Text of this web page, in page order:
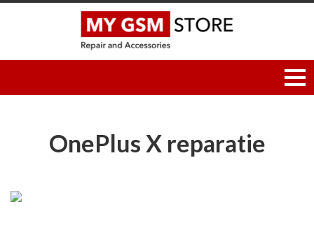
OnePlus X reparatie